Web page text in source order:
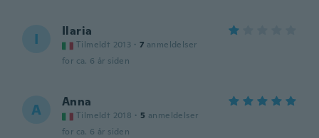
I Ilaria
Tilmeldt 2013 · 7 anmeldelser
for ca. 6 år siden
A Anna
Tilmeldt 2018 · 5 anmeldelser
for ca. 6 år siden